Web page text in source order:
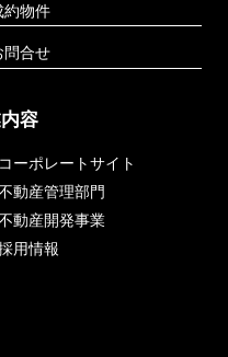
約物件
問合せ
容
コーポレートサイト
不動産管理部門
不動産開発事業
採用情報